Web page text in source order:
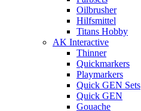
Oilbrusher
Hilfsmittel
Titans Hobby
AK Interactive
Thinner
Quickmarkers
Playmarkers
Quick GEN Sets
Quick GEN
Gouache